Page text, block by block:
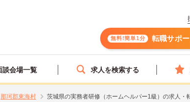
無料!簡単1分 転職サポ
談会場一覧 求人を検索する
那珂郡東海村 茨城県の実務者研修（ホームヘルパー1級）の求人・